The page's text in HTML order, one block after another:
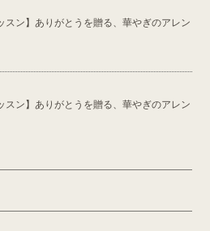
スン】ありがとうを贈る、華やぎのアレン
スン】ありがとうを贈る、華やぎのアレン